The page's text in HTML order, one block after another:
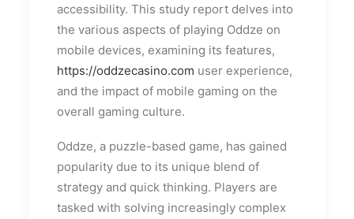
accessibility. This study report delves into
the various aspects of playing Oddze on
mobile devices, examining its features,
https://oddzecasino.com user experience,
and the impact of mobile gaming on the
overall gaming culture.
Oddze, a puzzle-based game, has gained
popularity due to its unique blend of
strategy and quick thinking. Players are
tasked with solving increasingly complex